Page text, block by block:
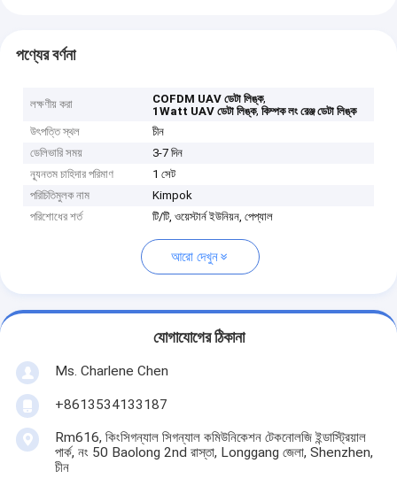
পণ্যের বর্ণনা
লক্ষণীয় করা COFDM UAV ডেটা লিঙ্ক,
1Watt UAV ডেটা লিঙ্ক,কিম্পক লং রেঞ্জ ডেটা লিঙ্ক
উৎপত্তি স্থল
চীন
ডেলিভারি সময়
3-7 দিন
ন্যূনতম চাহিদার পরিমাণ
1 সেট
পরিচিতিমুলক নাম
Kimpok
পরিশোধের শর্ত
টি/টি, ওয়েস্টার্ন ইউনিয়ন, পেপ্যাল
আরো দেখুন
যোগাযোগের ঠিকানা
Ms. Charlene Chen
+8613534133187
Rm616, কিংসিগন্যাল সিগন্যাল কমিউনিকেশন টেকনোলজি ইন্ডাস্ট্রিয়াল
পার্ক, নং 50 Baolong 2nd রাস্তা, Longgang জেলা, Shenzhen,
চীন